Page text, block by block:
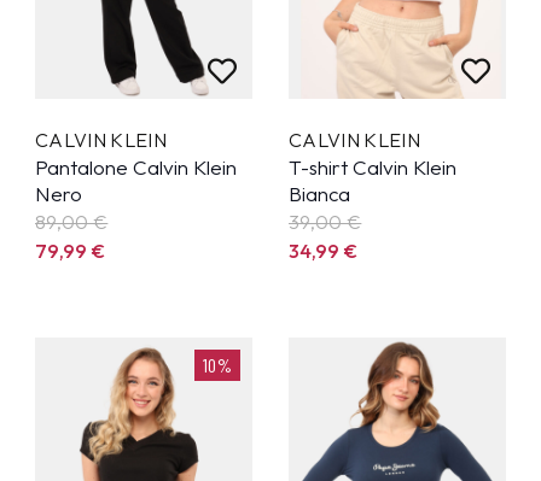
CALVIN KLEIN
Pantalone Calvin Klein
Nero
89,00 €
79,99€
CALVIN KLEIN
T-shirt Calvin Klein
Bianca
39,00 €
34,99€
10%